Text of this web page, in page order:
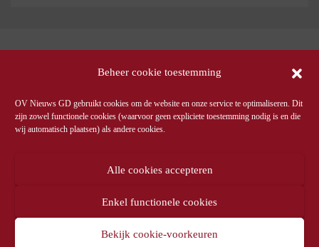
Beheer cookie toestemming
OV Nieuws GD gebruikt cookies om de website en onze service te optimaliseren. Dit
zijn zowel functionele cookies (waarvoor geen expliciete toestemming nodig is en die
wij automatisch plaatsen) als andere cookies.
Alle cookies accepteren
Enkel functionele cookies
Bekijk cookie-voorkeuren
© OV Nieuws GD - Privacyverklaring